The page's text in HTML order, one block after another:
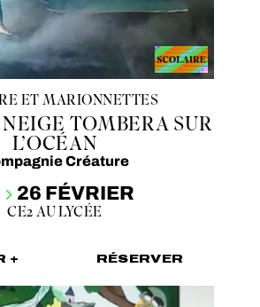
ET MARIONNETTES
TOMBERA SUR
L’OCÉAN
Créature
26 FÉVRIER
CE2 AU LYCÉE
+ RÉSERVER